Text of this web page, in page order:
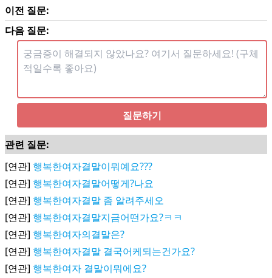
이전 질문:
다음 질문:
질문하기
관련 질문:
[연관] 행복한여자결말이뭐예요???
[연관] 행복한여자결말어떻게?나요
[연관] 행복한여자결말 좀 알려주세오
[연관] 행복한여자결말지금어떤가요?ㅋㅋ
[연관] 행복한여자의결말은?
[연관] 행복한여자결말 결국어케되는건가요?
[연관] 행복한여자 결말이뭐에요?